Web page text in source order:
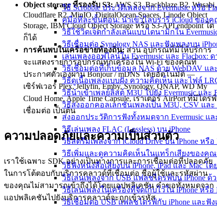
วิธี Scrobble ประวัติเพลงจาก Evermusic หรือ
คู่มือทีละขั้นตอน: นำเข้าไลบรารี iCloud ของคุณ
วิธีใช้วิดเจ็ตกำลังเล่นแบบไดนามิกใน
วิธีเชื่อมต่อ Synology NAS และฟังเพลงบน
เล่นเพลงออฟไลน์ใน Evermusic และ
วิธีเชื่อมต่อที่เก็บข้อมูล NAS ด้วย WebDAV แล
วิธีดูเนื้อเพลงแบบฝัง ความคิดเห็น และไฟล์
วิธีนำเข้าเพลย์ลิสต์ M3U ไปยัง Evermusic และ
วิธีส่งออกคอลเลกชันเพลงเป็น M3U, CSV และ
ส่งออกประวัติการฟังทั้งหมดจาก Evermusic แล
วิธีเล่นเพลง FLAC (Lossless) บน iPhone
วิธีสตรีมเพลงจาก iCloud Drive บน iPhone หรือ
วิธีเพิ่มและดูความคิดเห็นในแทร็กเสียงของคุณบ
วิธีฟังหนังสือเสียงบน iPhone, iPad และ Mac โด
วิธีเล่นเพลงจาก USB แฟลชไดรฟ์บน iPhone ด้ว
วิธีเล่นเพลงในเครื่องที่จัดเก็บไว้ใน iPhone หรือ
วิธีเชื่อมต่อ USB แฟลชไดรฟ์กับ iPhone และฟั
Object storage ที่รองรับ S3:AWS S3, Backblaze B2, Wasabi,
Cloudflare R2, MinIO, DigitalOcean Spaces, Linode Object
Storage, IBM Cloud Object Storage หรือ S3-API endpoint ใด
ก็ได้
การค้นพบในเครือข่ายท้องถิ่น:ส่วน อุปกรณ์ที่มีให้บริการ
จะแสดงรายการอุปกรณ์ทุกเครื่องใน Wi-Fi ของคุณที่
ประกาศตัวเองผ่าน Bonjour / mDNS โดยอัตโนมัติ —
เซิร์ฟเวอร์ Plex, Jellyfin, Emby, Synology, QNAP, WD My
Cloud Home, Apple Time Capsule, เราเตอร์ AirPort ที่มีไดรฟ์
เชื่อมต่อ เป็นต้น
ความปลอดภัยและความเป็นส่วนตัว
เราใช้เฉพาะ SDK อย่างเป็นทางการและการเชื่อมต่อที่ปลอดภัย
ในการโต้ตอบกับบริการคลาวด์ที่เชื่อมต่อ ชื่อผู้ใช้และรหัสผ่าน
ของคุณไม่สามารถเข้าถึงได้โดยแอปพลิเคชัน คำขอทั้งหมดจาก
แอปพลิเคชันไปยังบริการคลาวด์จะถูกเข้ารหัส